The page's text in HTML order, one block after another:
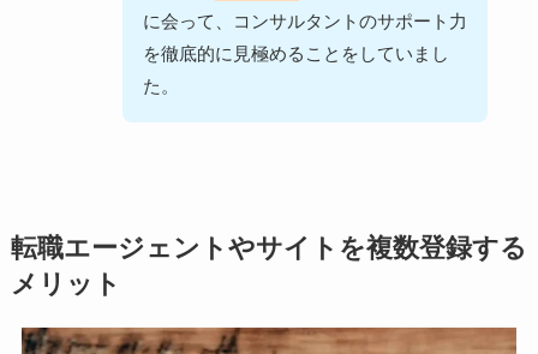
に会って、コンサルタントのサポート力
を徹底的に見極めることをしていまし
た。
転職エージェントやサイトを複数登録する
メリット